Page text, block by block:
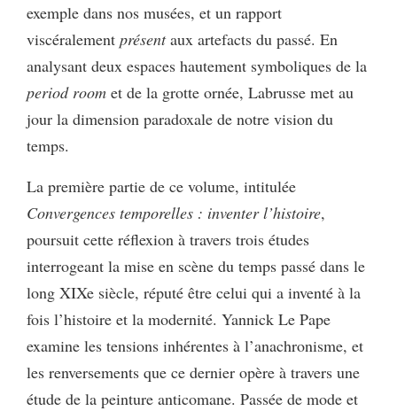
exemple dans nos musées, et un rapport
viscéralement présentaux artefacts du passé. En
analysant deux espaces hautement symboliques de la
period room et de la grotte ornée, Labrusse met au
jour la dimension paradoxale de notre vision du
temps.
La première partie de ce volume, intitulée
Convergences temporelles : inventer l’histoire,
poursuit cette réflexion à travers trois études
interrogeant la mise en scène du temps passé dans le
long XIXe siècle, réputé être celui qui a inventé à la
fois l’histoire et la modernité. Yannick Le Pape
examine les tensions inhérentes à l’anachronisme, et
les renversements que ce dernier opère à travers une
étude de la peinture anticomane. Passée de mode et